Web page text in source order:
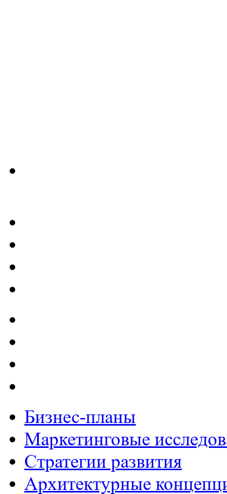
Бизнес-планы
Маркетинговые
Стратегии развития
Архитектурные